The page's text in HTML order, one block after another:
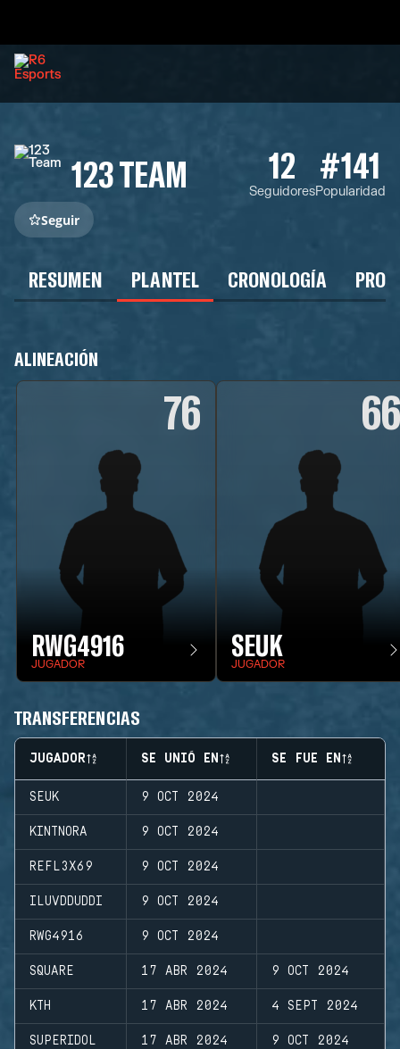
123 TEAM 12
Seguidores
#141
Popularidad
Seguir
RESUMEN PLANTEL CRONOLOGÍA
ALINEACIÓN
76
RWG4916
JUGADOR
66
SEUK
JUGADOR
TRANSFERENCIAS
JUGADOR SE UNIÓ EN SE FUE EN
SEUK 9 OCT 2024
KINTNORA 9 OCT 2024
REFL3X69 9 OCT 2024
ILUVDDUDDI 9 OCT 2024
RWG4916 9 OCT 2024
SQUARE 17 ABR 2024 9 OCT 2024
KTH 17 ABR 2024 4 SEPT 2024
SUPERIDOL 17 ABR 2024 9 OCT 2024